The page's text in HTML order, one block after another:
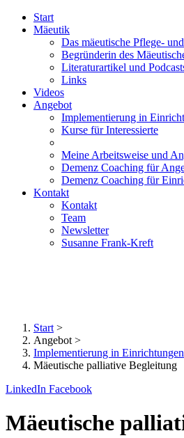
Start
Mäeutik
Das mäeutische Pflege-
Begründerin des
Literaturartikel und
Links
Videos
Angebot
Implementierung in
Kurse für Interessierte
Meine Arbeitsweise und
Demenz Coaching für
Demenz Coaching für
Kontakt
Kontakt
Team
Newsletter
Susanne Frank-Kreft
Start >
Angebot >
Implementierung in Einrichtungen
Mäeutische palliative Begleitung
LinkedIn Facebook
Mäeutische